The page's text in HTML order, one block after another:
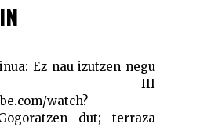
Ez nau izutzen negu
III
watch?
dut; terraza